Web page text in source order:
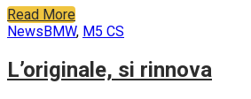
Read More
News BMW, M5 CS
L’originale, si rinnova